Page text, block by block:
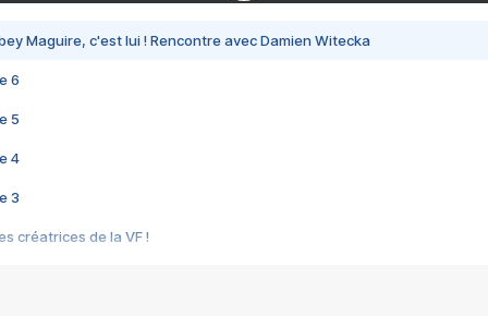
Maguire, c'est lui ! Rencontre avec Damien Witecka
6
5
4
3
créatrices de la VF !